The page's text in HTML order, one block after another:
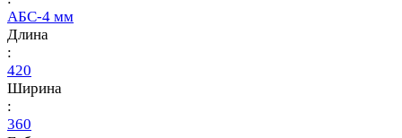
АБС-4 мм
Длина
:
420
Ширина
:
360